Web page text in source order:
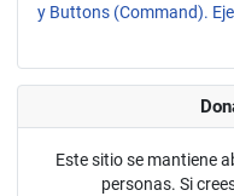
y Buttons (Command).
Este sitio se mantiene
personas. Si